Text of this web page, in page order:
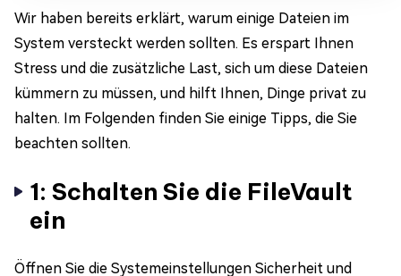
Wir haben bereits erklärt, warum einige Dateien im
System versteckt werden sollten. Es erspart Ihnen
Stress und die zusätzliche Last, sich um diese Dateien
kümmern zu müssen, und hilft Ihnen, Dinge privat zu
halten. Im Folgenden finden Sie einige Tipps, die Sie
beachten sollten.
1: Schalten Sie die FileVault
ein
Öffnen Sie die Systemeinstellungen Sicherheit und